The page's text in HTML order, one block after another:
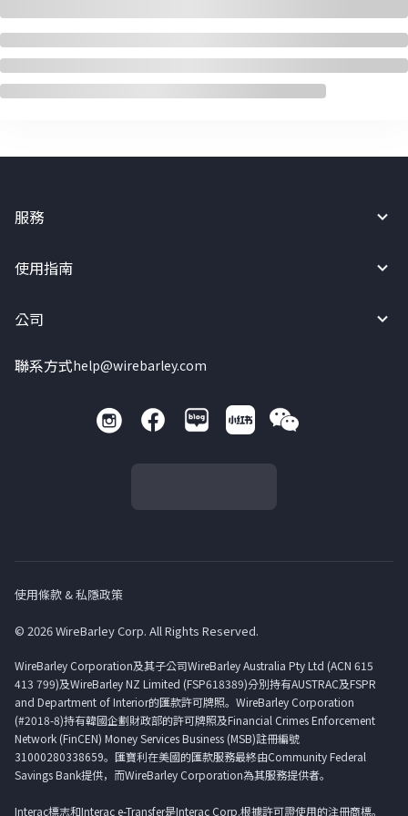
服務
使用指南
公司
聯系方式help@wirebarley.com
使用條款 & 私隱政策
© 2026 WireBarley Corp. All Rights Reserved.
WireBarley Corporation及其子公司WireBarley Australia Pty Ltd (ACN 615
413 799)及WireBarley NZ Limited (FSP618389)分別持有AUSTRAC及FSPR
and Department of Interior的匯款許可牌照。WireBarley Corporation
(#2018-8)持有韓國企劃財政部的許可牌照及Financial Crimes Enforcement
Network (FinCEN) Money Services Business (MSB)註冊編號
31000280338659。匯寶利在美國的匯款服務最終由Community Federal
Savings Bank提供，而WireBarley Corporation為其服務提供者。
Interac標志和Interac e-Transfer是Interac Corp.根據許可證使用的注冊商標。